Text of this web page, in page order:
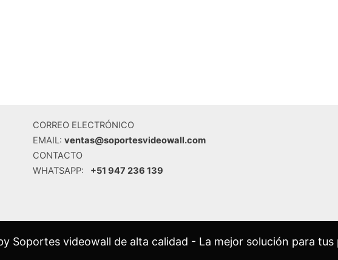
CORREO ELECTRÓNICO
EMAIL: ventas@soportesvideowall.com
CONTACTO
WHATSAPP:
+51 947 236 139
Soportes videowall de alta calidad - La mejor solución para tus